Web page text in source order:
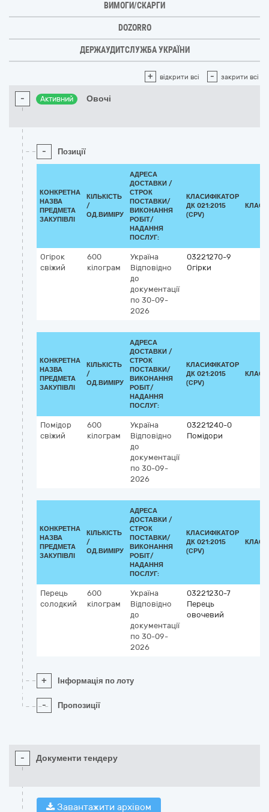
ВИМОГИ/СКАРГИ
DOZORRO
ДЕРЖАУДИТСЛУЖБА УКРАЇНИ
+ відкрити всі - закрити всі
- Активний Овочі
- Позиції
КОНКРЕТНА
НАЗВА
ПРЕДМЕТА
ЗАКУПІВЛІ
КІЛЬКІСТЬ
/
ОД.ВИМІРУ
АДРЕСА
ДОСТАВКИ /
СТРОК
ПОСТАВКИ/
ВИКОНАННЯ
РОБІТ/
НАДАННЯ
ПОСЛУГ:
КЛАСИФІКАТОР
ДК 021:2015
(CPV)
Огірок
свіжий
600
кілограм
Україна
Відповідно
до
документації
по 30-09-
2026
03221270-9
Огірки
КОНКРЕТНА
НАЗВА
ПРЕДМЕТА
ЗАКУПІВЛІ
КІЛЬКІСТЬ
/
ОД.ВИМІРУ
АДРЕСА
ДОСТАВКИ /
СТРОК
ПОСТАВКИ/
ВИКОНАННЯ
РОБІТ/
НАДАННЯ
ПОСЛУГ:
КЛАСИФІКАТОР
ДК 021:2015
(CPV)
Помідор
свіжий
600
кілограм
Україна
Відповідно
до
документації
по 30-09-
2026
03221240-0
Помідори
КОНКРЕТНА
НАЗВА
ПРЕДМЕТА
ЗАКУПІВЛІ
КІЛЬКІСТЬ
/
ОД.ВИМІРУ
АДРЕСА
ДОСТАВКИ /
СТРОК
ПОСТАВКИ/
ВИКОНАННЯ
РОБІТ/
НАДАННЯ
ПОСЛУГ:
КЛАСИФІКАТОР
ДК 021:2015
(CPV)
Перець
солодкий
600
кілограм
Україна
Відповідно
до
документації
по 30-09-
2026
03221230-7
Перець
овочевий
+ Інформація по лоту
- Пропозиції
- Документи тендеру
Завантажити архівом